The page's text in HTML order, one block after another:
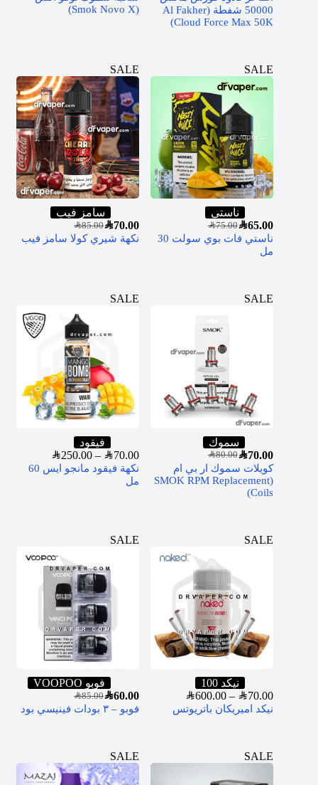
50000 شفطة (Al Fakher
Cloud Force Max 50K)
(Smok Novo X)
SALE
ناستي
SAR75.00SAR65.00
ناستي فات بوي سولت 30
مل
SALE
سامز فيب
SAR85.00SAR70.00
نكهة شيري كولا سامز فيب
SALE
سموك
SAR80.00SAR70.00
كويلات سموك ار بي ام
(SMOK RPM Replacement
Coils)
SALE
فيقود
SAR70.00
–
SAR250.00
نكهة فيقود مانجو ايس 60
مل
SALE
نيكد 100
SAR70.00
–
SAR600.00
نيكد اميريكان باتريوتس
SALE
فوبو VOOPOO
SAR85.00SAR60.00
فوبو – ٣ بودات فينيسي بود
SALE
SALE